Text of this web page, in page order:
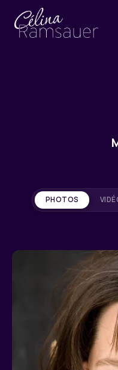
PHOTOS